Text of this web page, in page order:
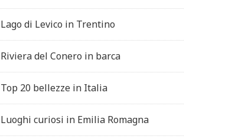
Lago di Levico in Trentino
Riviera del Conero in barca
Top 20 bellezze in Italia
Luoghi curiosi in Emilia Romagna